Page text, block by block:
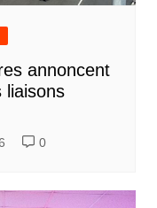
annoncent
liaisons
0